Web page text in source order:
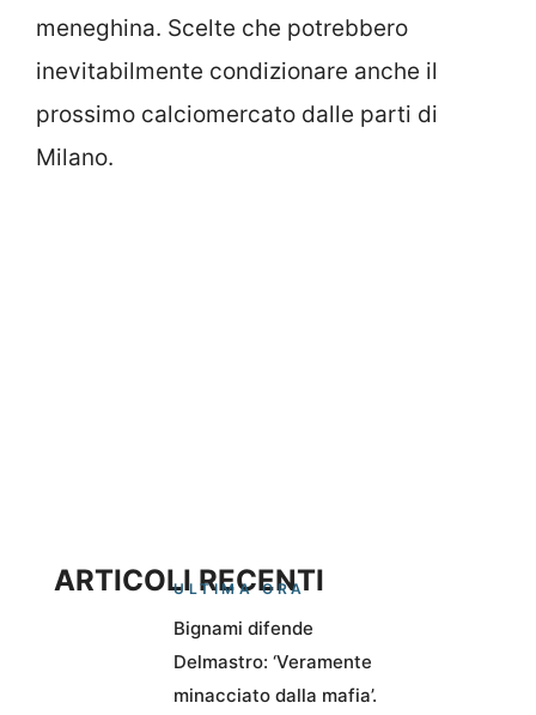
meneghina. Scelte che potrebbero
inevitabilmente condizionare anche il
prossimo calciomercato dalle parti di
Milano.
ARTICOLI RECENTI
ULTIMA ORA
Bignami difende
Delmastro: ‘Veramente
minacciato dalla mafia’.